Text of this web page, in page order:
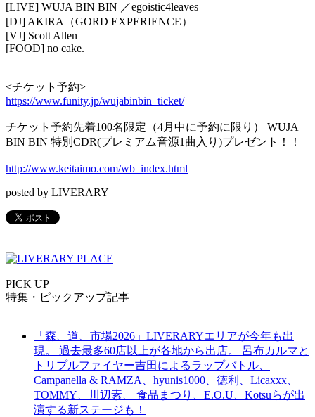
[LIVE] WUJA BIN BIN ／egoistic4leaves
[DJ] AKIRA（GORD EXPERIENCE）
[VJ] Scott Allen
[FOOD] no cake.
<チケット予約>
https://www.funity.jp/wujabinbin_ticket/
チケット予約先着100名限定（4月中に予約に限り） WUJA
BIN BIN 特別CDR(プレミアム音源1曲入り)プレゼント！！
http://www.keitaimo.com/wb_index.html
posted by LIVERARY
PICK UP
特集・ピックアップ記事
「森、道、市場2026」LIVERARYエリアが今年も出
現。 過去最多60店以上が各地から出店。 呂布カルマと
トリプルファイヤー吉田によるラップバトル、
Campanella & RAMZA、hyunis1000、徳利、Licaxxx、
TOMMY、川辺素、 食品まつり、E.O.U、Kotsuらが出
演する新ステージも！